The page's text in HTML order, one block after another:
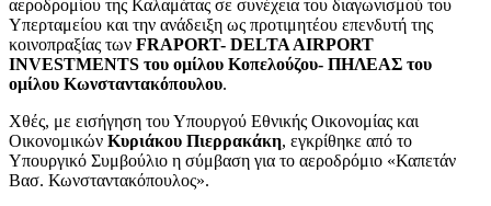
αεροδρομίου της Καλαμάτας σε συνέχεια του διαγωνισμού του
Υπερταμείου και την ανάδειξη ως προτιμητέου επενδυτή της
κοινοπραξίας των FRAPORT- DELTA AIRPORT
INVESTMENTS του ομίλου Κοπελούζου- ΠΗΛΕΑΣ του
ομίλου Κωνσταντακόπουλου.
Χθές, με εισήγηση του Υπουργού Εθνικής Οικονομίας και
Οικονομικών Κυριάκου Πιερρακάκη, εγκρίθηκε από το
Υπουργικό Συμβούλιο η σύμβαση για το αεροδρόμιο «Καπετάν
Βασ. Κωνσταντακόπουλος».